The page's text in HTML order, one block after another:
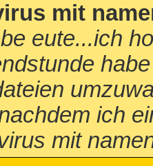
mit
eute...ich
ich
mit